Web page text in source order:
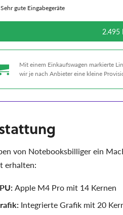
Sehr gute Eingabegeräte
2.495
Mit einem Einkaufswagen markierte
wir je nach Anbieter eine kleine
von Notebooksbilliger ein
erhalten:
Apple M4 Pro mit 14 Kernen
Integrierte Grafik mit 20